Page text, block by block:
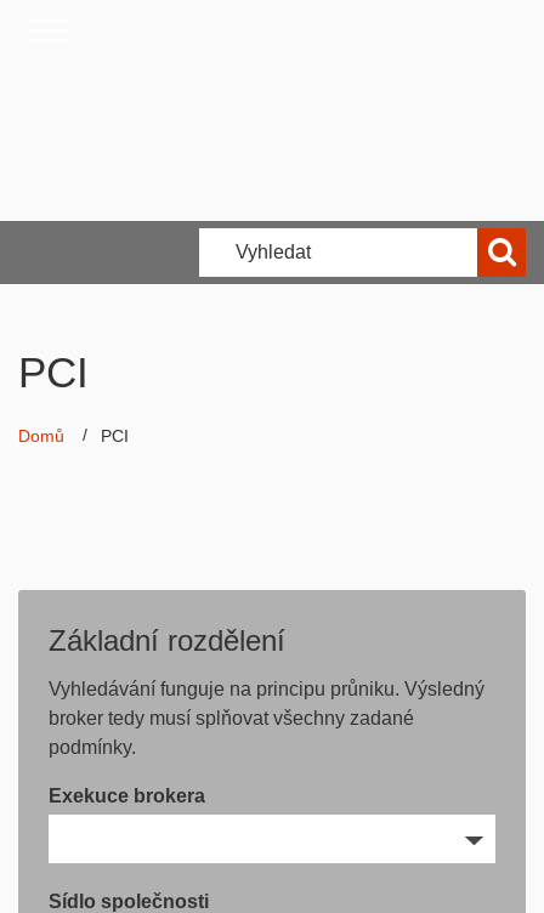
PCI
Domů PCI
Základní rozdělení
Vyhledávání funguje na principu průniku. Výsledný
broker tedy musí splňovat všechny zadané
podmínky.
Exekuce brokera
Sídlo společnosti